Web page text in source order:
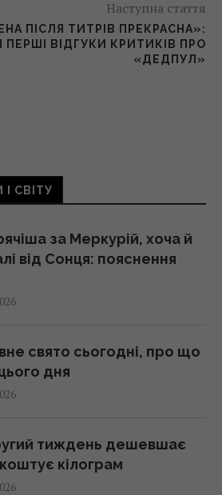
Наступна стаття
ПІСЛЯ ТИТРІВ ПРЕКРАСНА»:
ПЕРШІ ВІДГУКИ КРИТИКІВ ПРО
«ДЕДПУЛ»
СВІТУ
за Меркурій, хоча й
від Сонця: пояснення
свято сьогодні, про що
дня
тиждень дешевшає
кілограм